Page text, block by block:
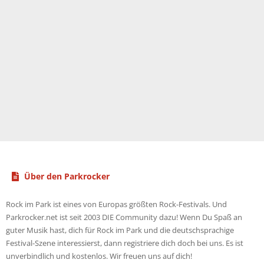
Über den Parkrocker
Rock im Park ist eines von Europas größten Rock-Festivals. Und
Parkrocker.net ist seit 2003 DIE Community dazu! Wenn Du Spaß an
guter Musik hast, dich für Rock im Park und die deutschsprachige
Festival-Szene interessierst, dann registriere dich doch bei uns. Es ist
unverbindlich und kostenlos. Wir freuen uns auf dich!